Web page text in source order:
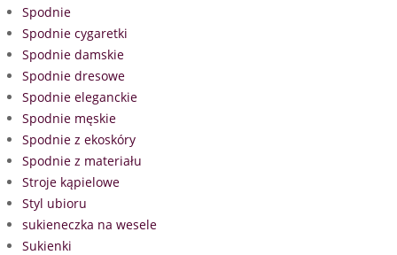
Spodnie
Spodnie cygaretki
Spodnie damskie
Spodnie dresowe
Spodnie eleganckie
Spodnie męskie
Spodnie z ekoskóry
Spodnie z materiału
Stroje kąpielowe
Styl ubioru
sukieneczka na wesele
Sukienki